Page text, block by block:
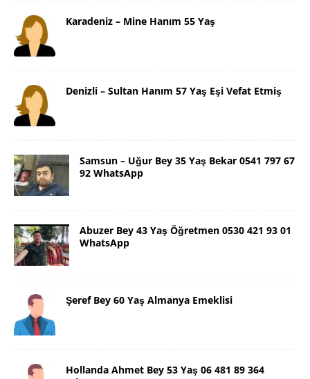
Karadeniz – Mine Hanım 55 Yaş
Denizli – Sultan Hanım 57 Yaş Eşi Vefat Etmiş
Samsun – Uğur Bey 35 Yaş Bekar 0541 797 67
92 WhatsApp
Abuzer Bey 43 Yaş Öğretmen 0530 421 93 01
WhatsApp
Şeref Bey 60 Yaş Almanya Emeklisi
Hollanda Ahmet Bey 53 Yaş 06 481 89 364